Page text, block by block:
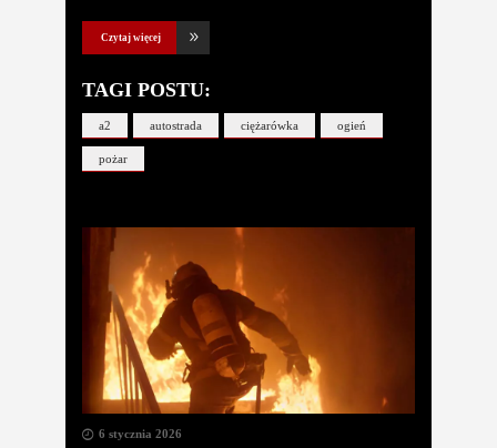
Czytaj więcej
TAGI POSTU:
a2 autostrada ciężarówka ogień
pożar
6 stycznia 2026